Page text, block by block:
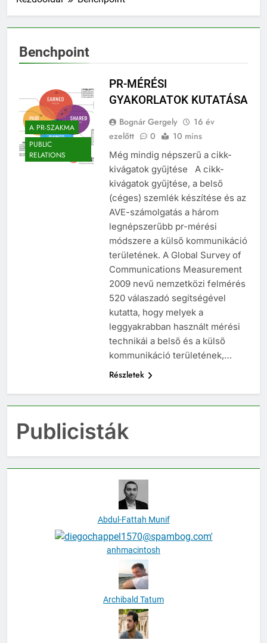
Benchpoint
A PR-SZAKMA
PUBLIC
RELATIONS
PR-MÉRÉSI
GYAKORLATOK KUTATÁSA
Bognár Gergely
16 év
ezelőtt
0 10 mins
Még mindig népszerű a cikk-
kivágatok gyűjtése A cikk-
kivágatok gyűjtése, a belső
(céges) szemlék készítése és az
AVE-számolgatás a három
legnépszerűbb pr-mérési
módszere a külső kommunikáció
területének. A Global Survey of
Communications Measurement
2009 nevű nemzetközi felmérés
520 válaszadó segítségével
kutatta, hogy melyek a
leggyakrabban használt mérési
technikái a belső és a külső
kommunikáció területének,…
Részletek
Publicisták
Abdul-Fattah Munif
anhmacintosh
Archibald Tatum